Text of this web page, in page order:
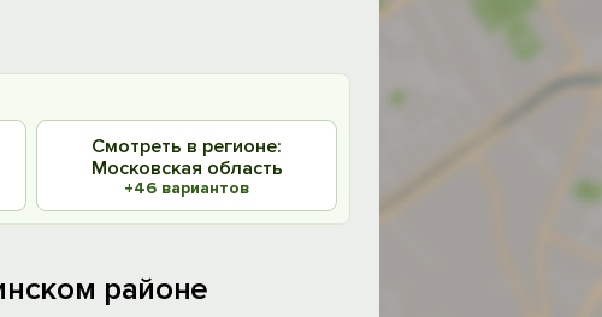
Смотреть в регионе:
Московская область
+46 вариантов
районе